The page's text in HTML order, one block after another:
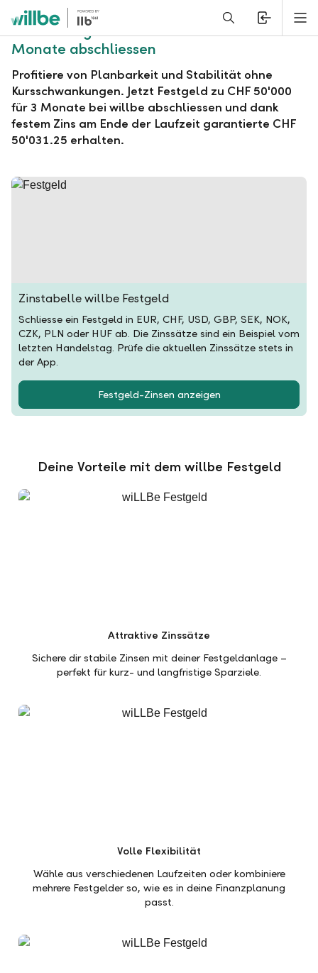
Alerts.Headline
willbe Festgeld zu CHF 50'000 für 3
Monate abschliessen
Profitiere von Planbarkeit und Stabilität ohne
Kursschwankungen. Jetzt Festgeld zu CHF 50'000
für 3 Monate bei willbe abschliessen und dank
festem Zins am Ende der Laufzeit garantierte CHF
50'031.25 erhalten.
Zinstabelle willbe Festgeld
Schliesse ein Festgeld in EUR, CHF, USD, GBP, SEK, NOK,
CZK, PLN oder HUF ab. Die Zinssätze sind ein Beispiel vom
letzten Handelstag. Prüfe die aktuellen Zinssätze stets in
der App.
Festgeld-Zinsen anzeigen
Deine Vorteile mit dem willbe Festgeld
Attraktive Zinssätze
Sichere dir stabile Zinsen mit deiner Festgeldanlage –
perfekt für kurz- und langfristige Sparziele.
Volle Flexibilität
Wähle aus verschiedenen Laufzeiten oder kombiniere
mehrere Festgelder so, wie es in deine Finanzplanung
passt.